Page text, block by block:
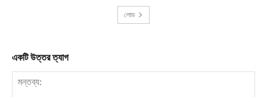
লোড
একটি উত্তর ত্যাগ